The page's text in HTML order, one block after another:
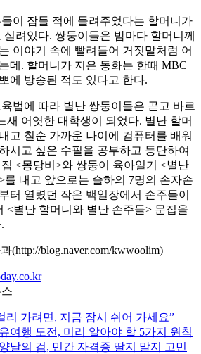
이 잠들 적에 들려주었다는 할머니가
려있다. 쌍둥이들은 밤마다 할머니께
이야기 속에 빨려들어 거짓말처럼 어
데. 할머니가 지은 동화는 한때 MBC
에 방송된 적도 있다고 한다.
법에 따라 별난 쌍둥이들은 곧고 바르
새 어엿한 대학생이 되었다. 별난 할머
고 칠순 가까운 나이에 컴퓨터를 배워
시고 싶은 수필을 공부하고 등단하여
<몽당비>와 쌍둥이 육아일기 <별난
를 내고 앞으로는 슬하의 7명의 손자손
터 열렸던 작은 백일장에서 손주들이
<별난 할머니와 별난 손주들> 문집을
(http://blog.naver.com/kwwoolim)
리 가려면, 지금 잠시 쉬어 가세요”
여행 도전, 미리 알아야 할 5가지 원칙
날의 검, 민간 자격증 딸지 말지 고민